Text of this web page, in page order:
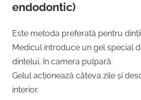
endodontic)
Este metoda preferată pentru
Medicul introduce un gel special
dintelui, în camera pulpară.
Gelul acționează câteva zile și
interior.